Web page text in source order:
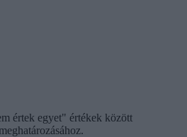
értek egyet" értékek között